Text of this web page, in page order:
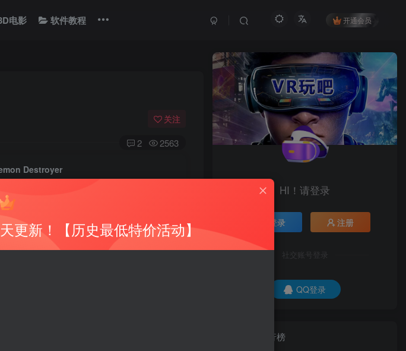
电影 软件教程 开通会员
关注
2 2563
Destroyer
HI！请登录
登录 注册
社交账号登录
QQ登录
签到排行榜
更新！【历史最低特价活动】